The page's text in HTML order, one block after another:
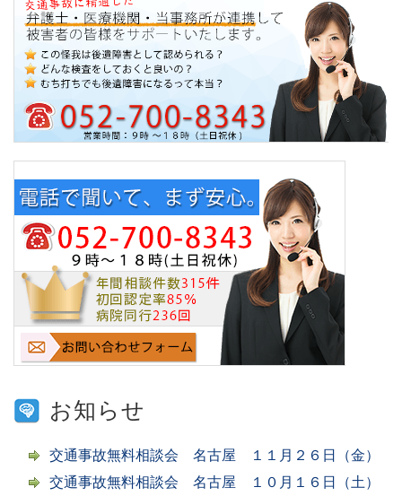
お知らせ
交通事故無料相談会 名古屋 １１月２６日（金）
交通事故無料相談会 名古屋 １０月１６日（土）